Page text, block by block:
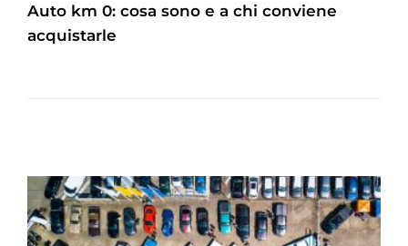
Auto km 0: cosa sono e a chi conviene
acquistarle